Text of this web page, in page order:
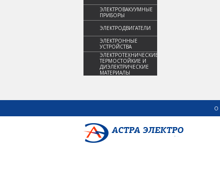
ЭЛЕКТРОВАКУУМНЫЕ
ПРИБОРЫ
ЭЛЕКТРОДВИГАТЕЛИ
ЭЛЕКТРОННЫЕ
УСТРОЙСТВА
ЭЛЕКТРОТЕХНИЧЕСКИЕ,
ТЕРМОСТОЙКИЕ И
ДИЭЛЕКТРИЧЕСКИЕ
МАТЕРИАЛЫ